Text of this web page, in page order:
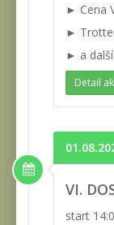
► Cena
►
► a
Detail
VI.
start